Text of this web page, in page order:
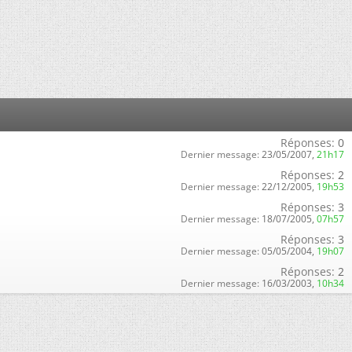
Réponses: 0
Dernier message: 23/05/2007, 21h17
Réponses: 2
Dernier message: 22/12/2005, 19h53
Réponses: 3
Dernier message: 18/07/2005, 07h57
Réponses: 3
Dernier message: 05/05/2004, 19h07
Réponses: 2
Dernier message: 16/03/2003, 10h34